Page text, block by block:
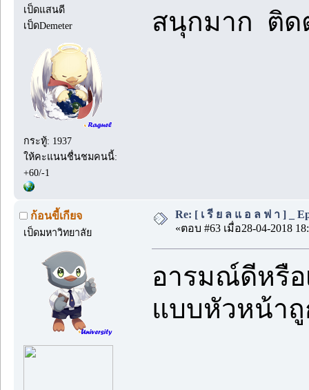
เป็ดแสนดี
เป็ดDemeter
กระทู้: 1937
ให้คะแนนชื่นชมคนนี้:
+60/-1
สนุกมาก ติด
ก้อนขี้เกียจ
เป็ดมหาวิทยาลัย
Re: [ เ รี ย ล แ อ ล ฟ า ] _
«ตอบ #63 เมื่อ28-04-2018
อารมณ์ดีหรือ
แบบหัวหน้าถู